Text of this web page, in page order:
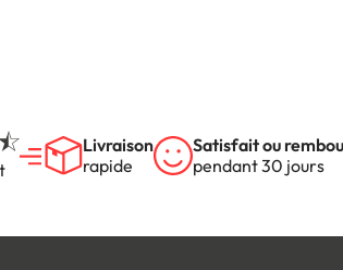
Livraison
rapide
Satisfait ou
pendant 30 jours